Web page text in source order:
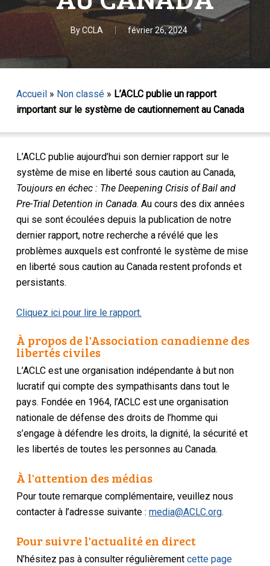
ByCCLA février 26, 2024
Accueil» Non classé» L’ACLC publie un rapport
important sur le système de cautionnement au Canada
L’ACLC publie aujourd’hui son dernier rapport sur le
système de mise en liberté sous caution au Canada,
Toujours en échec : The Deepening Crisis of Bail and
Pre-Trial Detention in Canada. Au cours des dix années
qui se sont écoulées depuis la publication de notre
dernier rapport, notre recherche a révélé que les
problèmes auxquels est confronté le système de mise
en liberté sous caution au Canada restent profonds et
persistants.
Cliquez ici pour lire le rapport.
À propos de l'Association canadienne des
libertés civiles
L’ACLC est une organisation indépendante à but non
lucratif qui compte des sympathisants dans tout le
pays. Fondée en 1964, l’ACLC est une organisation
nationale de défense des droits de l’homme qui
s’engage à défendre les droits, la dignité, la sécurité et
les libertés de toutes les personnes au Canada.
À l'attention des médias
Pour toute remarque complémentaire, veuillez nous
contacter à l’adresse suivante :media@ACLC.org.
Pour suivre l'actualité en direct
N’hésitez pas à consulter régulièrementcette page